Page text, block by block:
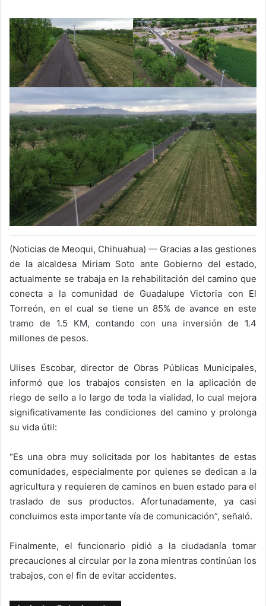
(Noticias de Meoqui, Chihuahua) — Gracias a las gestiones
de la alcaldesa Miriam Soto ante Gobierno del estado,
actualmente se trabaja en la rehabilitación del camino que
conecta a la comunidad de Guadalupe Victoria con El
Torreón, en el cual se tiene un 85% de avance en este
tramo de 1.5 KM, contando con una inversión de 1.4
millones de pesos.
Ulises Escobar, director de Obras Públicas Municipales,
informó que los trabajos consisten en la aplicación de
riego de sello a lo largo de toda la vialidad, lo cual mejora
significativamente las condiciones del camino y prolonga
su vida útil:
“Es una obra muy solicitada por los habitantes de estas
comunidades, especialmente por quienes se dedican a la
agricultura y requieren de caminos en buen estado para el
traslado de sus productos. Afortunadamente, ya casi
concluimos esta importante vía de comunicación”, señaló.
Finalmente, el funcionario pidió a la ciudadanía tomar
precauciones al circular por la zona mientras continúan los
trabajos, con el fin de evitar accidentes.